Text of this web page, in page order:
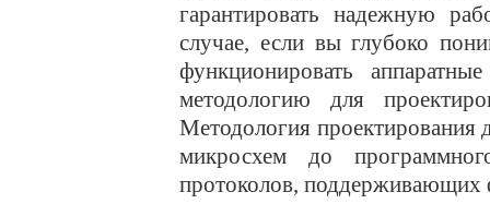
гарантировать надежную
случае, если вы глубоко
функционировать
методологию для
Методология проектирования
микросхем до
протоколов, поддерживающих